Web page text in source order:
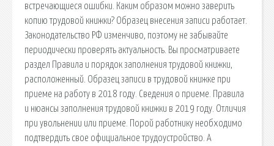
встречающиеся ошибки. Каким образом можно заверить
копию трудовой книжки? Образец внесения записи работает.
Законодательство РФ изменчиво, поэтому не забывайте
периодически проверять актуальность. Вы просматриваете
раздел Правила и порядок заполнения трудовой книжки,
расположенный. Образец записи в трудовой книжке при
приеме на работу в 2018 году. Сведения о приеме. Правила
и нюансы заполнения трудовой книжки в 2019 году. Отличия
при увольнении или приеме. Порой работнику необходимо
подтвердить свое официальное трудоустройство. А